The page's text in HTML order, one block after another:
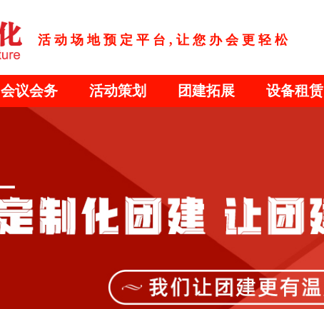
活动场地预定平台,让您办会更轻松
会议会务 活动策划 团建拓展 设备租赁